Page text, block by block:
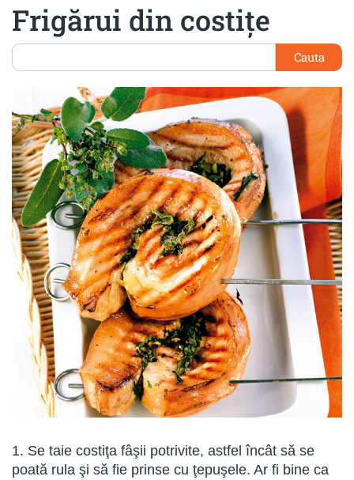
Frigărui din costiţe
Cauta
1. Se taie costiţa fâşii potrivite, astfel încât să se
poată rula şi să fie prinse cu ţepuşele. Ar fi bine ca